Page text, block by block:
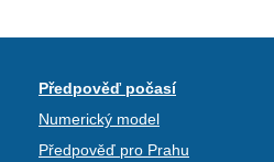
Předpověď počasí
Numerický model
Předpověď pro Prahu